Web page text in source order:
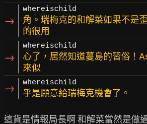
→
whereischild
角。瑞梅克的和解菜如果不是
的很用
→
whereischild
心了，居然知道蔓島的習俗！
來似
→ whereischild
乎是願意給瑞梅克機會了。